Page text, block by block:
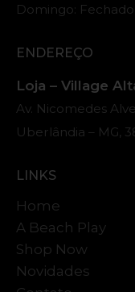
Domingo: Fechado
ENDEREÇO
Loja – Village
Av. Nicomedes
Uberlândia – MG,
LINKS
Home
A Beach Play
Shop Now
Novidades